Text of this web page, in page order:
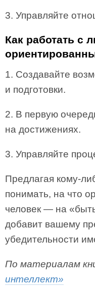
3. Управляйте
Как работать с
1. Создавайте
и подготовки.
2. В первую
на достижениях.
3. Управляйте
Предлагая кому-
понимать, на что
человек — на
добавит вашему
убедительности
По материалам
интеллект»